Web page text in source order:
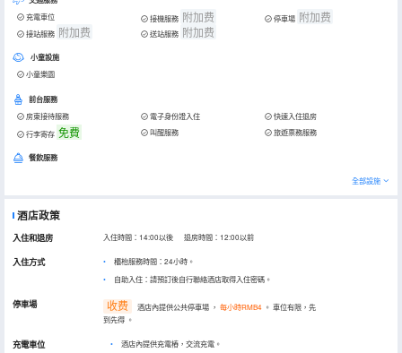
充電車位 接機服務 附加费 停車場 附加费
接站服務 附加费 送站服務 附加费
小童設施
小童樂園
前台服務
房東接待服務 電子身份證入住
快速入住退房
行李寄存 免費 叫醒服務 旅遊票務服務
餐飲服務
全部設施
酒店政策
入住和退房 入住時間：14:00以後 退房時間：12:00以前
入住方式
櫃枱服務時間：24小時。
自助入住：請預訂後自行聯絡酒店取得入住密碼。
停車場 收费 酒店內提供公共停車場 ， 每小時RMB4 。 車位有限，先
到先得 。
充電車位 •
酒店內提供充電樁，交流充電。